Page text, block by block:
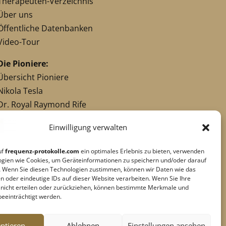
Einwilligung verwalten
frequenz-protokolle.com ein optimales Erlebnis zu bieten, verwenden
wie Cookies, um Geräteinformationen zu speichern und/oder darauf
Sie diesen Technologien zustimmen, können wir Daten wie das
oder eindeutige IDs auf dieser Website verarbeiten. Wenn Sie Ihre
erteilen oder zurückziehen, können bestimmte Merkmale und
werden.
uns
Datenbanken
Tour
Pioniere:
Pioniere
Tesla
Royal Raymond Rife
Robert C. Beck
Pioniere
|Datenschutz
Barrierefreiheit